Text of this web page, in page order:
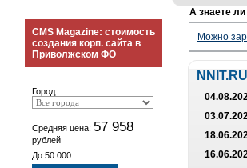
CMS Magazine: стоимость
создания корп. сайта в
Приволжском ФО
Город:
Средняя цена: 57 958
рублей
До 50 000
А знаете
Можно